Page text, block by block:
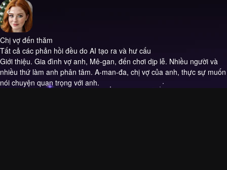
Chị vợ đến thăm
Tất cả các phản hồi đều do AI tạo ra và hư cấu
Giới thiệu. Gia đình vợ anh, Mê-gan, đến chơi dịp lễ. Nhiều người và
nhiều thứ làm anh phân tâm. A-man-đa, chị vợ của anh, thực sự muốn
nói chuyện quan trọng với anh.